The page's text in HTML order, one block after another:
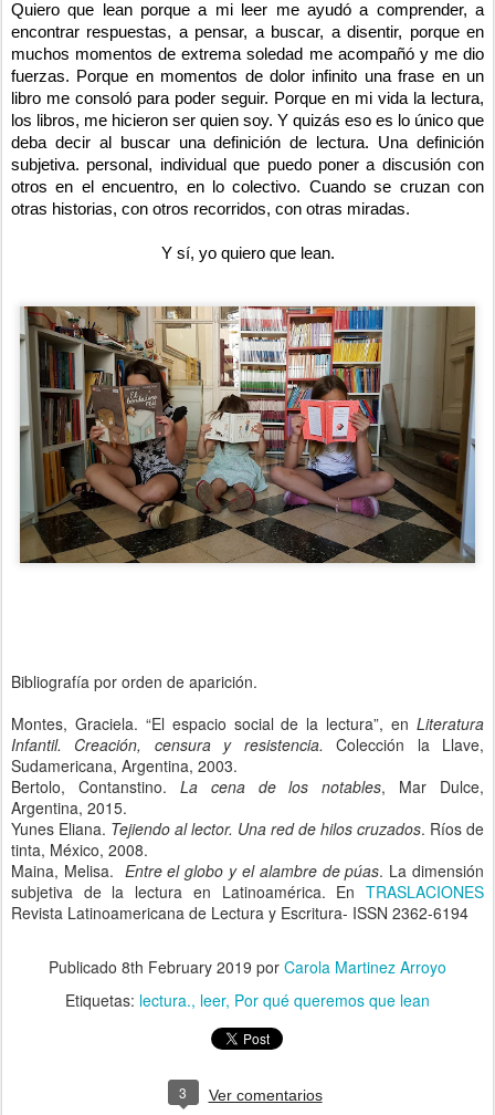
Quiero que lean porque a mi leer me ayudó a comprender, a
encontrar respuestas, a pensar, a buscar, a disentir, porque en
muchos momentos de extrema soledad me acompañó y me dio
fuerzas. Porque en momentos de dolor infinito una frase en un
libro me consoló para poder seguir. Porque en mi vida la lectura,
los libros, me hicieron ser quien soy. Y quizás eso es lo único que
deba decir al buscar una definición de lectura. Una definición
subjetiva. personal, individual que puedo poner a discusión con
otros en el encuentro, en lo colectivo. Cuando se cruzan con
otras historias, con otros recorridos, con otras miradas.
Y sí, yo quiero que lean.
Bibliografía por orden de aparición.
Montes, Graciela. “El espacio social de la lectura”, en Literatura
Infantil. Creación, censura y resistencia. Colección la Llave,
Sudamericana, Argentina, 2003.
Bertolo, Contanstino. La cena de los notables, Mar Dulce,
Argentina, 2015.
Yunes Eliana. Tejiendo al lector. Una red de hilos cruzados. Ríos de
tinta, México, 2008.
Maina, Melisa. Entre el globo y el alambre de púas. La dimensión
subjetiva de la lectura en Latinoamérica. En TRASLACIONES
Revista Latinoamericana de Lectura y Escritura- ISSN 2362‐6194
Publicado 8th February 2019 por Carola Martinez Arroyo
Etiquetas: lectura. leer Por qué queremos que lean
3 Ver comentarios